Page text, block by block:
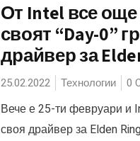
От Intel все още
своят “Day-0”
драйвер за
25.02.2022 Технологии 0
Вече е 25-ти февруари и
своя драйвер за Elden